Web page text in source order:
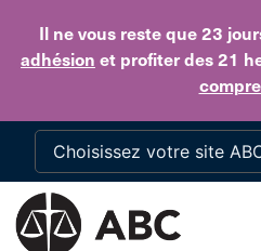
Il ne vous reste que 23
adhésion et profiter des 21